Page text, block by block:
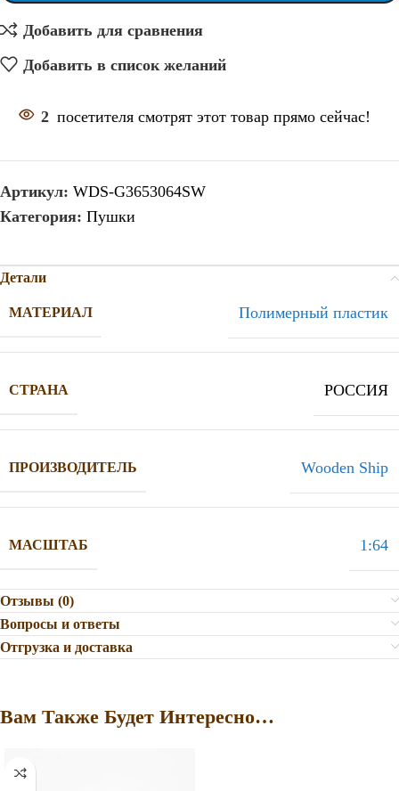
Добавить для сравнения
Добавить в список желаний
2 посетителя смотрят этот товар прямо сейчас!
Артикул: WDS-G3653064SW
Категория: Пушки
Детали
МАТЕРИАЛ Полимерный пластик
СТРАНА РОССИЯ
ПРОИЗВОДИТЕЛЬ Wooden Ship
МАСШТАБ 1:64
Отзывы (0)
Вопросы и ответы
Отгрузка и доставка
Вам Также Будет Интересно…